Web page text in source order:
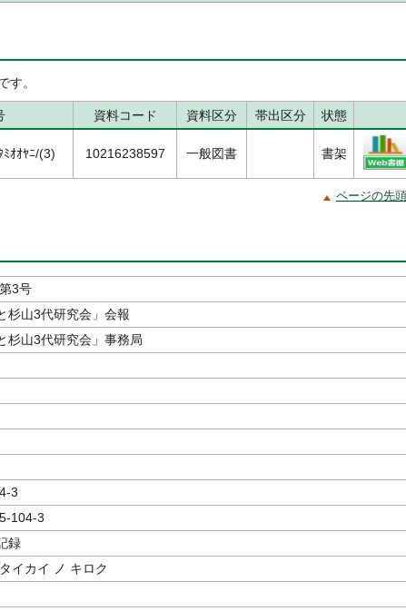
す。
資料コード 資料区分 帯出区分 状態
ｵｵﾔﾆ/(3) 10216238597 一般図書 書架
ページの先
3号
杉山3代研究会」会報
杉山3代研究会」事務局
3
104-3
録
イカイ ノ キロク